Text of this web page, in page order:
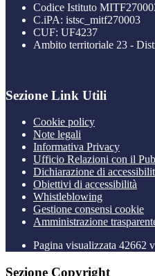
Codice Istituto
C.iPA: istsc_mitf270003
CUF: UF4237
Ambito territoriale 23 -
Sezione Link Utili
Cookie policy
Note legali
Informativa Privacy
Ufficio Relazioni con il
Dichiarazione di
Obiettivi di accessibilità
Whistleblowing
Gestione consensi cookie
Amministrazione
Pagina visualizzata 42662
Sezione Copyright